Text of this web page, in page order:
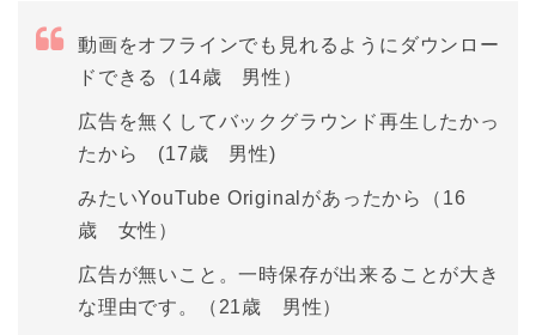
動画をオフラインでも見れるようにダウンロー
ドできる（14歳 男性）
広告を無くしてバックグラウンド再生したかっ
たから (17歳 男性)
みたいYouTube Originalがあったから（16
歳 女性）
広告が無いこと。一時保存が出来ることが大き
な理由です。（21歳 男性）